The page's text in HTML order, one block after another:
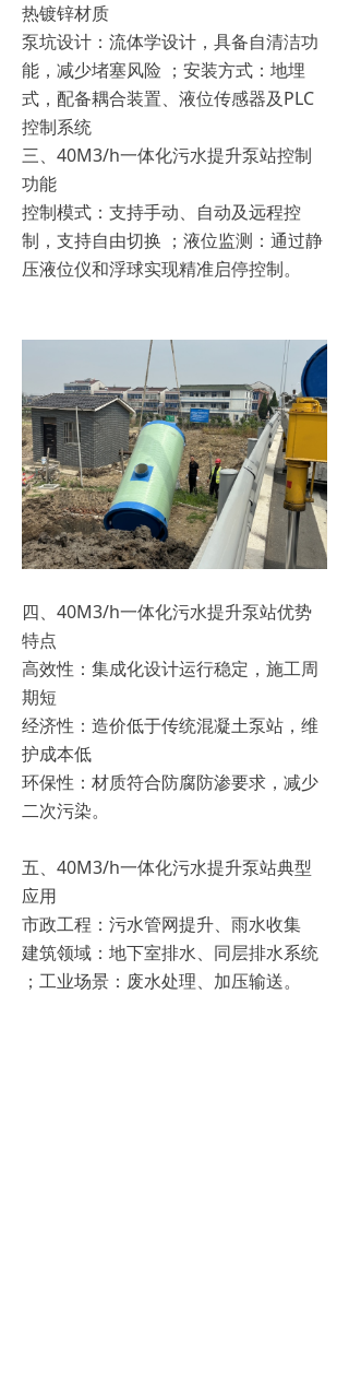
热镀锌材质‌
‌泵坑设计‌：流体学设计，具备自清洁功
能，减少堵塞风险‌ ；安装方式‌：地埋
式，配备耦合装置、液位传感器及PLC
控制系统‌
三、40M3/h一体化污水提升泵站控制
功能
‌控制模式‌：支持手动、自动及远程控
制，支持自由切换‌ ；液位监测‌：通过静
压液位仪和浮球实现精准启停控制‌。
四、40M3/h一体化污水提升泵站优势
特点
‌高效性‌：集成化设计运行稳定，施工周
期短‌
‌经济性‌：造价低于传统混凝土泵站，维
护成本低‌
‌环保性‌：材质符合防腐防渗要求，减少
二次污染‌。
五、40M3/h一体化污水提升泵站典型
应用
‌市政工程‌：污水管网提升、雨水收集‌
‌建筑领域‌：地下室排水、同层排水系统‌
；‌工业场景‌：废水处理、加压输送‌。